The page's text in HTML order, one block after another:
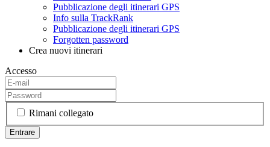
Pubblicazione degli itinerari GPS
Info sulla TrackRank
Pubblicazione degli itinerari GPS
Forgotten password
Crea nuovi itinerari
Accesso
Rimani collegato